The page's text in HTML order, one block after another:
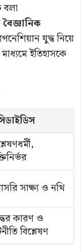
বৈজ্ঞানিক
যুদ্ধ নিয়ে
ইতিহাসকে
সাক্ষ্য ও নথি
কারণ ও
বিশ্লেষণ